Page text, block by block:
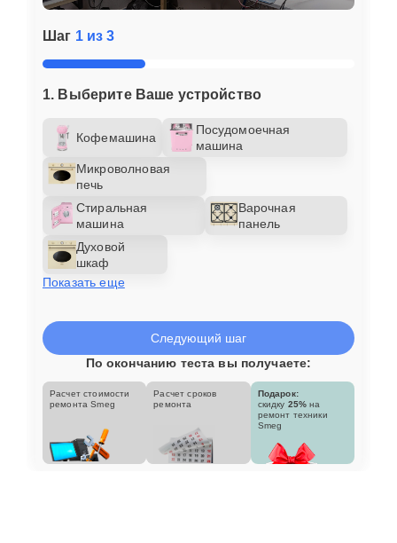
Шаг 1 из 3
1. Выберите Ваше устройство
Кофемашина
Посудомоечная
машина
Микроволновая
печь
Стиральная
машина
Варочная
панель
Духовой
шкаф
Показать еще
Следующий шаг
По окончанию теста вы получаете:
Расчет стоимости
ремонта Smeg
Расчет сроков
ремонта
Подарок:
скидку 25% на
ремонт техники
Smeg